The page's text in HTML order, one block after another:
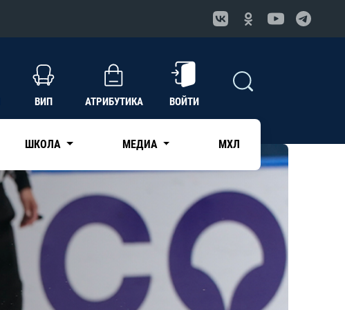
ВИП АТРИБУТИКА ВОЙТИ
ШКОЛА МЕДИА МХЛ